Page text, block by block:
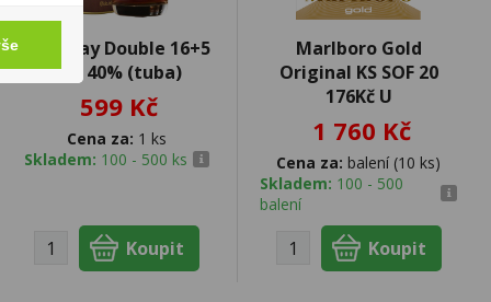
Tanduay Double 16+5
0,7l 40% (tuba)
599 Kč
Cena za: 1 ks
Skladem: 100 - 500 ks
Marlboro Gold
Original KS SOF 20
176Kč U
1 760 Kč
Cena za: balení (10 ks)
Skladem: 100 - 500
balení